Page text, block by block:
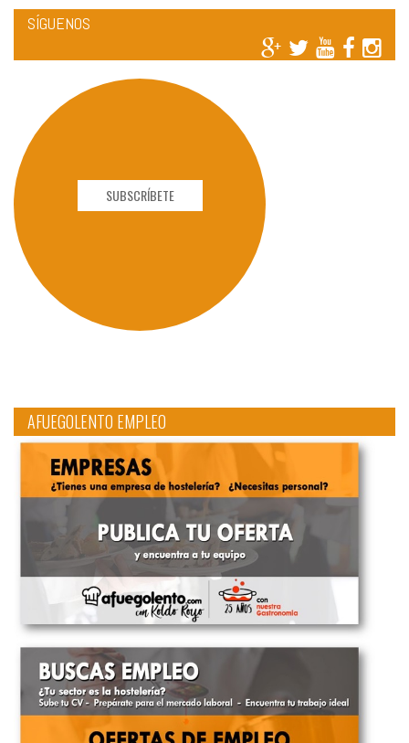
SÍGUENOS
SUBSCRÍBETE
AFUEGOLENTO EMPLEO